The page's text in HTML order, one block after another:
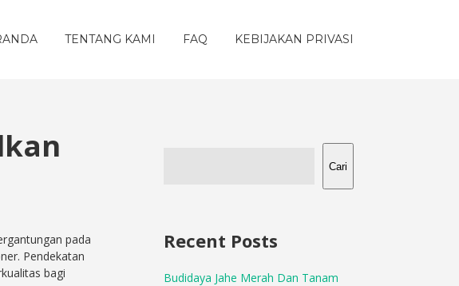
TENTANG KAMI FAQ KEBIJAKAN PRIVASI
pada
Pendekatan
bagi
Cari
Recent Posts
Budidaya Jahe Merah Dan Tanam